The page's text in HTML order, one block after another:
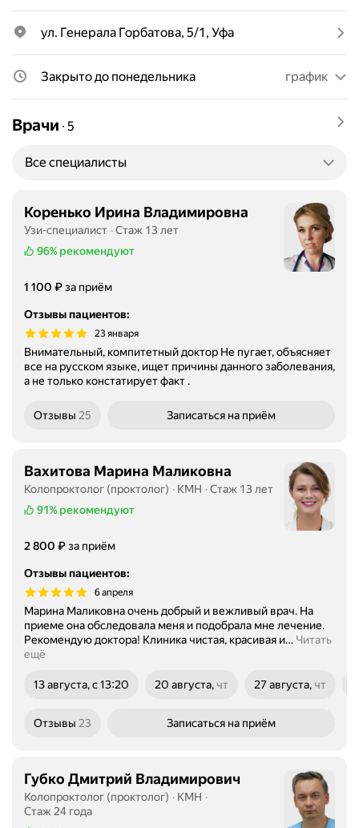
ул. Генерала Горбатова, 5/1, Уфа
Закрыто до понедельника график
Врачи ∙ 5
Все специалисты
Коренько Ирина Владимировна
Узи-специалист
Стаж 13 лет
96% рекомендуют
Цена
1100
1 100 ₽за приём
Отзывы пациентов:
23 января
Внимательный, компитетный доктор Не пугает, объясняет
все на русском языке, ищет причины данного заболевания,
а не только констатирует факт .
Отзывы 25 Записаться на приём
Вахитова Марина Маликовна
Колопроктолог (проктолог) КМН
Стаж 13 лет
91% рекомендуют
Цена
2800
2 800 ₽за приём
Отзывы пациентов:
6 апреля
Марина Маликовна очень добрый и вежливый врач. На
приеме она обследовала меня и подобрала мне лечение.
Рекомендую доктора! Клиника чистая, красивая и… Читать
ещё
13 августа, с 13:20 20 августа, чт
27 августа, чт
Отзывы 23 Записаться на приём
Губко Дмитрий Владимирович
Колопроктолог (проктолог)
КМН
Стаж 24 года